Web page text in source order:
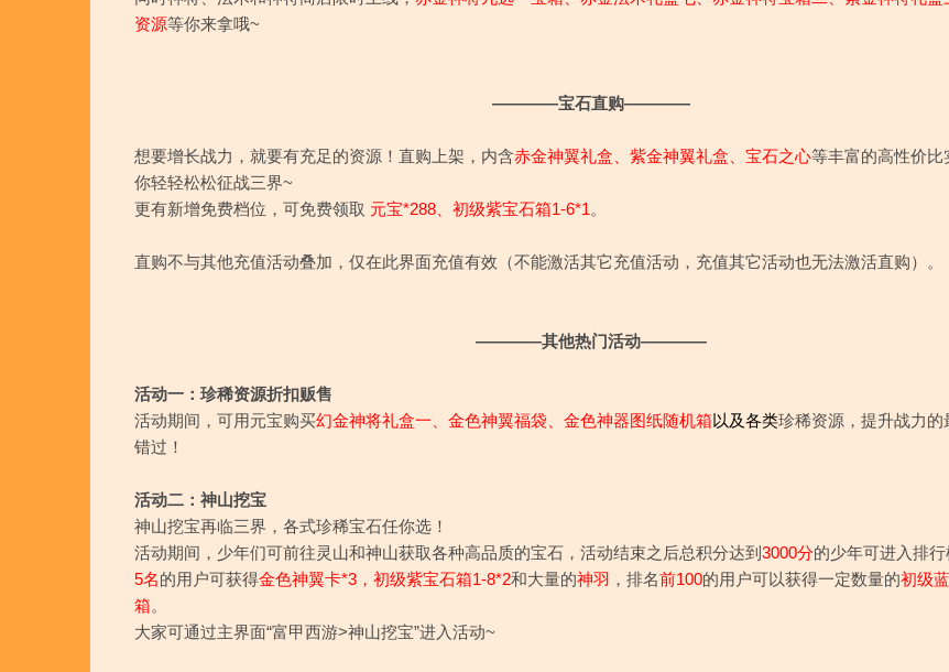
资源等你来拿哦~
————宝石直购————
想要增长战力，就要有充足的资源！直购上架，内含赤金神翼礼盒、紫金神翼礼盒、宝石之心等丰富的高性价比
你轻轻松松征战三界~
更有新增免费档位，可免费领取 元宝*288、初级紫宝石箱1-6*1。
直购不与其他充值活动叠加，仅在此界面充值有效（不能激活其它充值活动，充值其它活动也无法激活直购）。
————其他热门活动————
活动一：珍稀资源折扣贩售
活动期间，可用元宝购买幻金神将礼盒一 金色神翼福袋 金色神器图纸随机箱以及各类珍稀资源，提升战力的
错过！
活动二：神山挖宝
神山挖宝再临三界，各式珍稀宝石任你选！
活动期间，少年们可前往灵山和神山获取各种高品质的宝石，活动结束之后总积分达到 3000分的少年可进入排
5名的用户可获得金色神翼卡*3，初级紫宝石箱1-8*2和大量的神羽 ，排名前100的用户可以获得一定数量的初级
箱。
大家可通过主界面“富甲西游>神山挖宝”进入活动~